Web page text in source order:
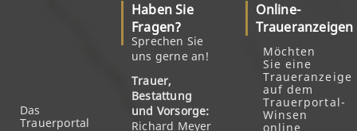
Das
Trauerportal
Haben Sie
Fragen?
Sprechen Sie
uns gerne an!
Trauer,
Bestattung
und Vorsorge:
Richard Meyer
Online-
Traueranzeigen
Möchten
Sie eine
Traueranzeige
auf dem
Trauerportal-
Winsen
online